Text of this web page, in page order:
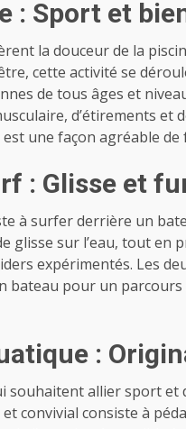
: Sport et
la douceur de la
cette activité se
de tous âges et
d’étirements et
est une façon agréable
: Glisse et
à surfer derrière un
glisse sur l’eau, tout en
expérimentés. Les
bateau pour un
:
souhaitent allier sport et
et convivial consiste à